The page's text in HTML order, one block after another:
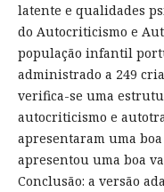
latente e qualidades
do Autocriticismo e
população infantil
administrado a 249
verifica-se uma
autocriticismo e
apresentaram uma boa
apresentou uma boa
Conclusão: a versão